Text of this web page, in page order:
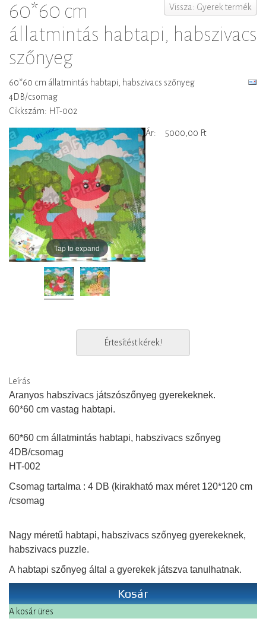
Vissza: Gyerek termék
60*60 cm
állatmintás habtapi, habszivacs
szőnyeg
60*60 cm állatmintás habtapi, habszivacs szőnyeg
4DB/csomag
Cikkszám: HT-002
Tap to expand
Ár: 5000,00 Ft
Értesítést kérek!
Leírás
Aranyos habszivacs játszószőnyeg gyerekeknek.
60*60 cm vastag habtapi.
60*60 cm állatmintás habtapi, habszivacs szőnyeg
4DB/csomag
HT-002
Csomag tartalma : 4 DB (kirakható max méret 120*120 cm
/csomag
Nagy méretű habtapi, habszivacs szőnyeg gyerekeknek,
habszivacs puzzle.
A habtapi szőnyeg által a gyerekek játszva tanulhatnak.
Kosár
A kosár üres